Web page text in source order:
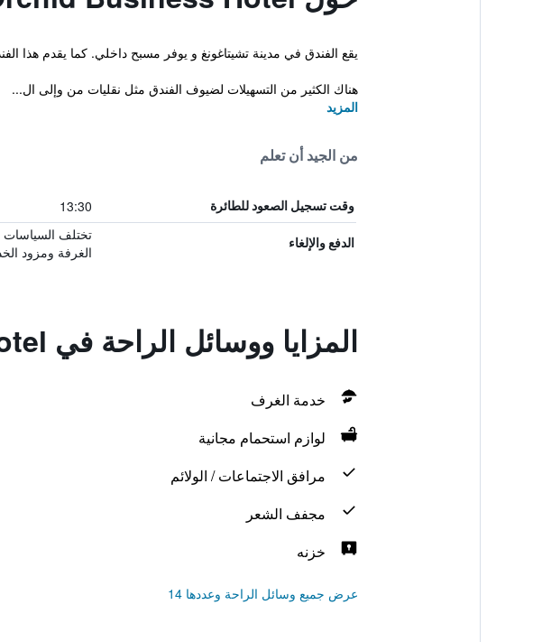
يقع الفندق في مدينة تشيتاغونغ و يوفر مسبح داخلي. كما يقدم هذا
هناك الكثير من التسهيلات لضيوف الفندق مثل نقليات من وإلى ال...
المزيد
من الجيد أن تعلم
وقت تسجيل الصعود للطائرة 13:30
الدفع والإلغاء
تختلف
الغرفة ومزود
المزايا ووسائل الراحة في Orchid Business Hotel
خدمة الغرف
لوازم استحمام مجانية
مرافق الاجتماعات / الولائم
مجفف الشعر
خزنه
عرض جميع وسائل الراحة وعددها 14